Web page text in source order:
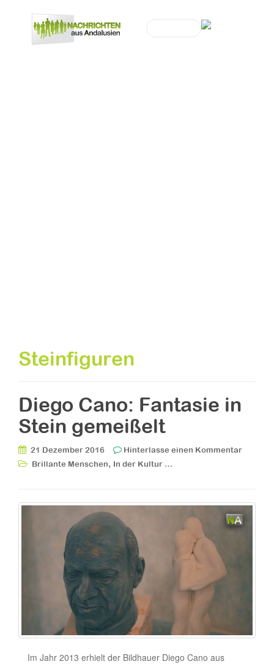
Steinfiguren
Diego Cano: Fantasie in
Stein gemeißelt
21 Dezember 2016
Hinterlasse einen Kommentar
Brillante Menschen, In der Kultur …
Im Jahr 2013 erhielt der Bildhauer Diego Cano aus